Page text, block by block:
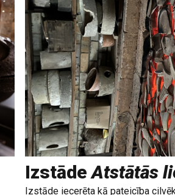
IzstādeAtstātās
Izstāde iecerēta kā pateicība